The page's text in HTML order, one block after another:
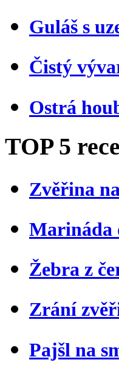
Guláš s
Čistý
Ostrá
TOP 5
Zvěřina
Marináda
Žebra z
Zrání
Pajšl na